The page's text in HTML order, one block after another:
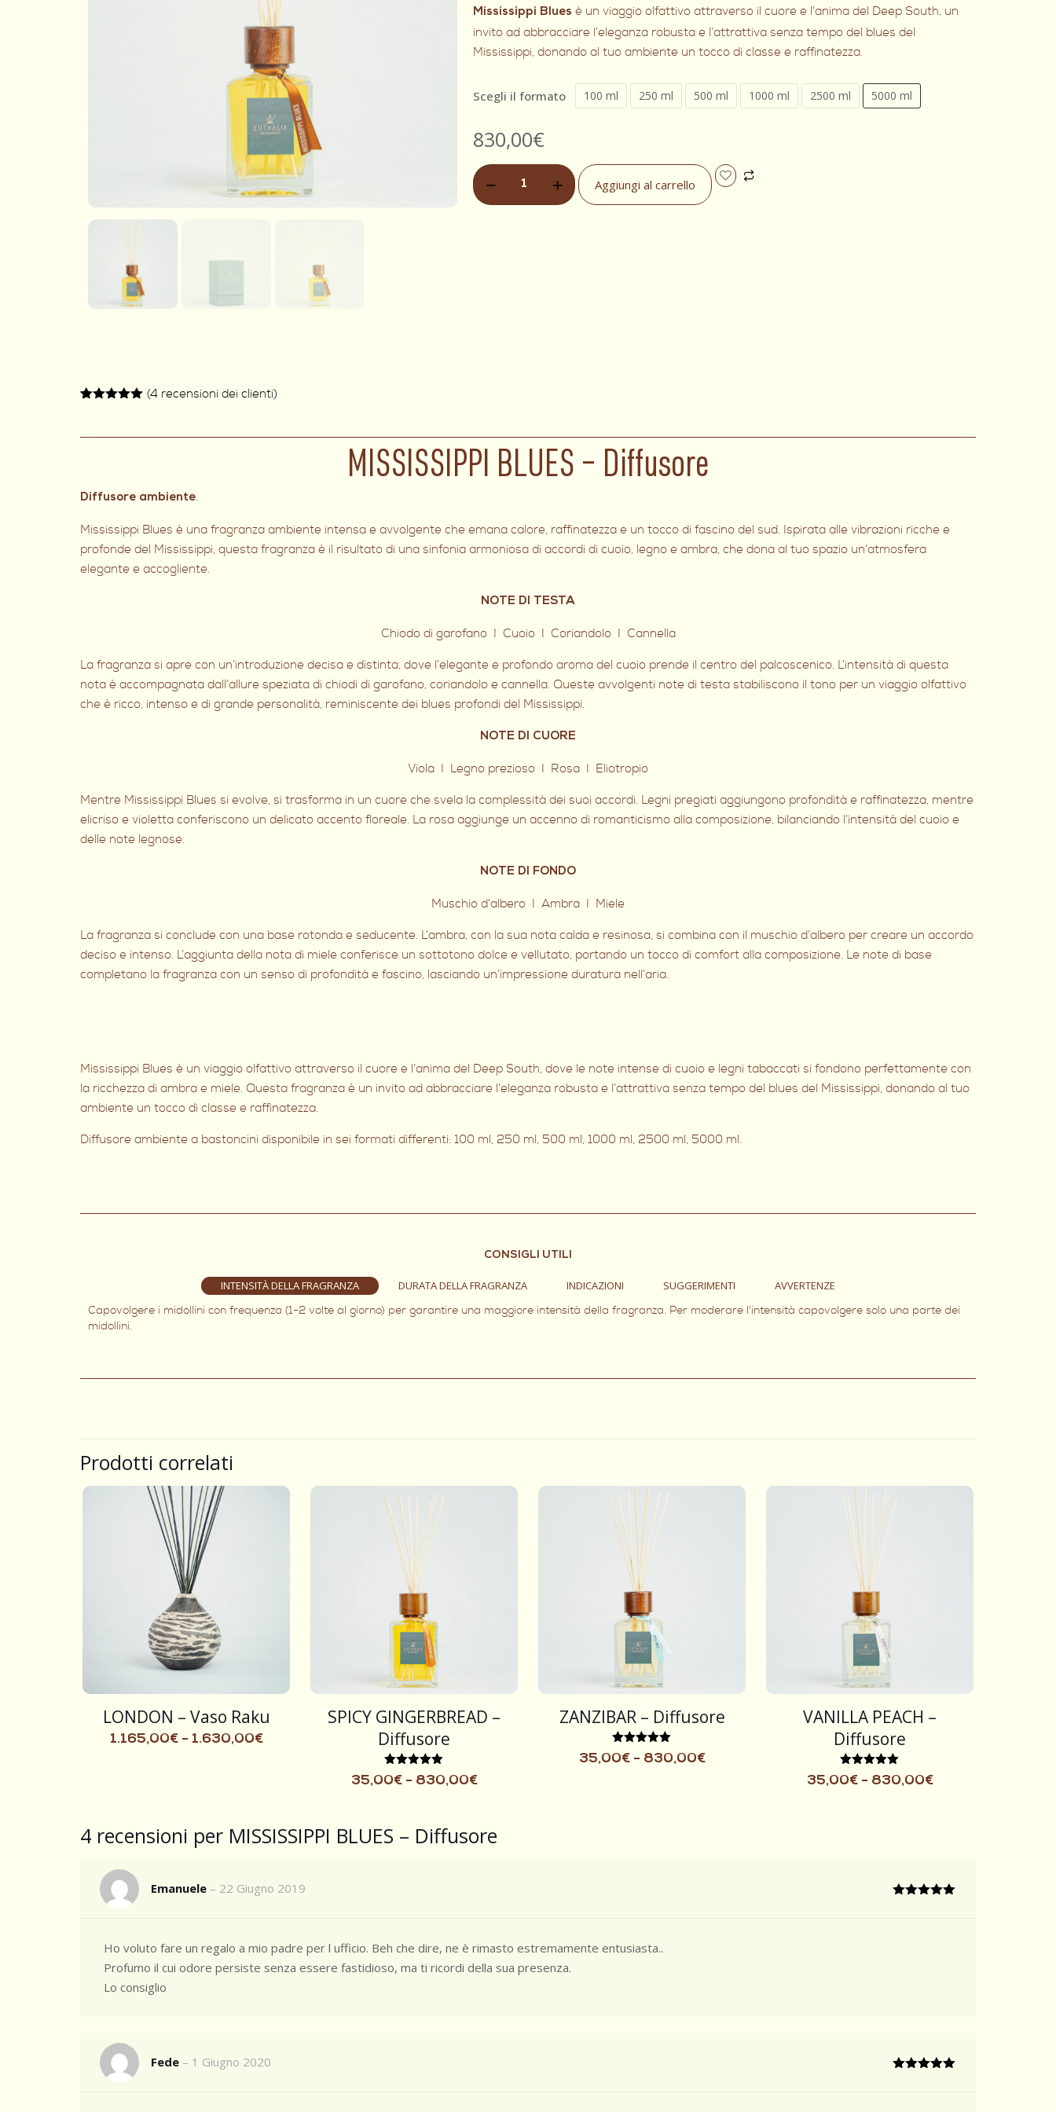
Mississippi Blues è un viaggio olfattivo attraverso il cuore e l’anima del Deep South, un
invito ad abbracciare l’eleganza robusta e l’attrattiva senza tempo del blues del
Mississippi, donando al tuo ambiente un tocco di classe e raffinatezza.
Scegli il formato 100 ml 250 ml 500 ml 1000 ml 2500 ml 5000 ml
830,00€
Aggiungi al carrello
(4 recensioni dei clienti)
MISSISSIPPI BLUES – Diffusore
Diffusore ambiente.
Mississippi Blues è una fragranza ambiente intensa e avvolgente che emana calore, raffinatezza e un tocco di fascino del sud. Ispirata alle vibrazioni ricche e
profonde del Mississippi, questa fragranza è il risultato di una sinfonia armoniosa di accordi di cuoio, legno e ambra, che dona al tuo spazio un’atmosfera
elegante e accogliente.
NOTE DI TESTA
Chiodo di garofano I Cuoio I Coriandolo I Cannella
La fragranza si apre con un’introduzione decisa e distinta, dove l’elegante e profondo aroma del cuoio prende il centro del palcoscenico. L’intensità di questa
nota è accompagnata dall’allure speziata di chiodi di garofano, coriandolo e cannella. Queste avvolgenti note di testa stabiliscono il tono per un viaggio olfattivo
che è ricco, intenso e di grande personalità, reminiscente dei blues profondi del Mississippi.
NOTE DI CUORE
Viola I Legno prezioso I Rosa I Eliotropio
Mentre Mississippi Blues si evolve, si trasforma in un cuore che svela la complessità dei suoi accordi. Legni pregiati aggiungono profondità e raffinatezza, mentre
elicriso e violetta conferiscono un delicato accento floreale. La rosa aggiunge un accenno di romanticismo alla composizione, bilanciando l’intensità del cuoio e
delle note legnose.
NOTE DI FONDO
Muschio d’albero I Ambra I Miele
La fragranza si conclude con una base rotonda e seducente. L’ambra, con la sua nota calda e resinosa, si combina con il muschio d’albero per creare un accordo
deciso e intenso. L’aggiunta della nota di miele conferisce un sottotono dolce e vellutato, portando un tocco di comfort alla composizione. Le note di base
completano la fragranza con un senso di profondità e fascino, lasciando un’impressione duratura nell’aria.
Mississippi Blues è un viaggio olfattivo attraverso il cuore e l’anima del Deep South, dove le note intense di cuoio e legni tabaccati si fondono perfettamente con
la ricchezza di ambra e miele. Questa fragranza è un invito ad abbracciare l’eleganza robusta e l’attrattiva senza tempo del blues del Mississippi, donando al tuo
ambiente un tocco di classe e raffinatezza.
Diffusore ambiente a bastoncini disponibile in sei formati differenti: 100 ml, 250 ml, 500 ml, 1000 ml, 2500 ml, 5000 ml.
CONSIGLI UTILI
INTENSITÀ DELLA FRAGRANZA DURATA DELLA FRAGRANZA INDICAZIONI SUGGERIMENTI AVVERTENZE
Capovolgere i midollini con frequenza (1-2 volte al giorno) per garantire una maggiore intensità della fragranza. Per moderare l'intensità capovolgere solo una parte dei
midollini.
Prodotti correlati
LONDON – Vaso Raku
1.165,00€ - 1.630,00€
SPICY GINGERBREAD –
Diffusore
Valutato
5.00
35,00€ - 830,00€
ZANZIBAR – Diffusore
Valutato
5.00
35,00€ - 830,00€
VANILLA PEACH –
Diffusore
Valutato
5.00
35,00€ - 830,00€
4 recensioni per MISSISSIPPI BLUES – Diffusore
Emanuele – 22 Giugno 2019
Ho voluto fare un regalo a mio padre per l ufficio. Beh che dire, ne è rimasto estremamente entusiasta..
Profumo il cui odore persiste senza essere fastidioso, ma ti ricordi della sua presenza.
Lo consiglio
Fede – 1 Giugno 2020